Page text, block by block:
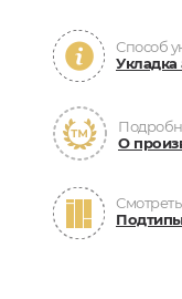
Способ
Укладка
О
Смотреть